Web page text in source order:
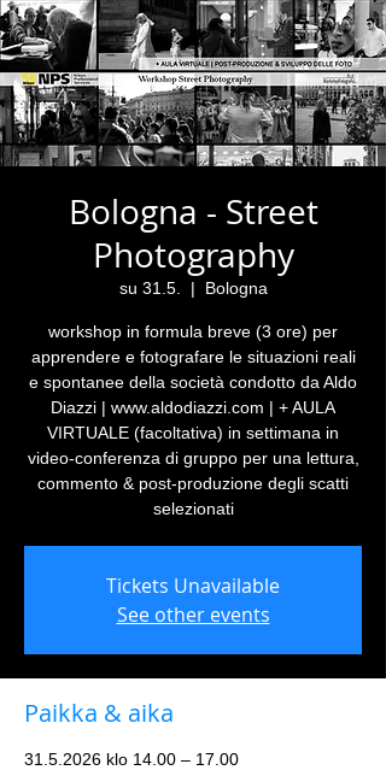
Bologna - Street
Photography
su 31.5.
  |
Bologna
workshop in formula breve (3 ore) per
apprendere e fotografare le situazioni reali
e spontanee della società condotto da Aldo
Diazzi | www.aldodiazzi.com | + AULA
VIRTUALE (facoltativa) in settimana in
video-conferenza di gruppo per una lettura,
commento & post-produzione degli scatti
selezionati
Tickets Unavailable
See other events
Paikka & aika
31.5.2026 klo 14.00 – 17.00